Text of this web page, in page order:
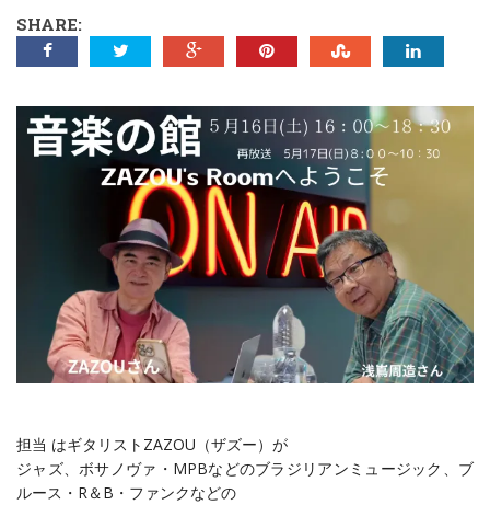
SHARE:
担当 はギタリストZAZOU（ザズー）が
ジャズ、ボサノヴァ・MPBなどのブラジリアンミュージック、ブ
ルース・R＆B・ファンクなどの